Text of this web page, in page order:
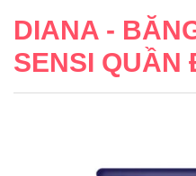
DIANA -
SENSI QUẦN